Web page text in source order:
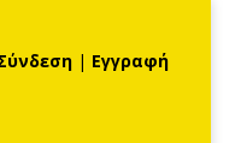
| Εγγραφή